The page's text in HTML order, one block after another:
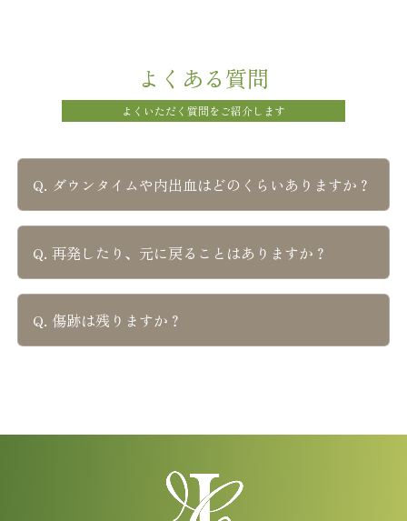
よくある質問
よくいただく質問をご紹介します
Q. ダウンタイムや内出血はどのくらいありますか？
A. 腫れや内出血は1週間前後で落ち着きます。
メイクでカバーできる程度のことが多く、マス
Q. 再発したり、元に戻ることはありますか？
A. 脂肪のふくらみが原因のクマは、再発の可能
性は低いです。
Q. 傷跡は残りますか？